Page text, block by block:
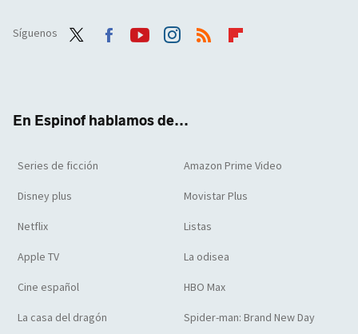
Síguenos
En Espinof hablamos de...
Series de ficción Amazon Prime Video
Disney plus Movistar Plus
Netflix Listas
Apple TV La odisea
Cine español HBO Max
La casa del dragón Spider-man: Brand New Day